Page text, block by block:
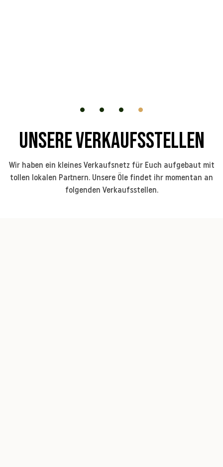
UNSERE VERKAUFSSTELLEN
Wir haben ein kleines Verkaufsnetz für Euch aufgebaut mit
tollen lokalen Partnern. Unsere Öle findet ihr momentan an
folgenden Verkaufsstellen.